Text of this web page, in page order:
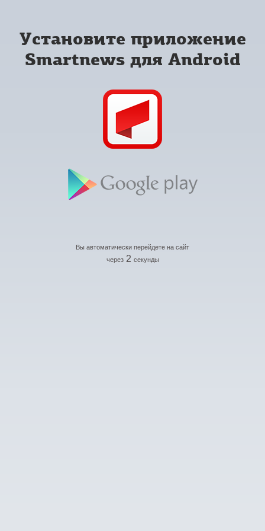
Установите приложение
Smartnews для Android
Вы автоматически перейдете на сайт
через 2 секунды